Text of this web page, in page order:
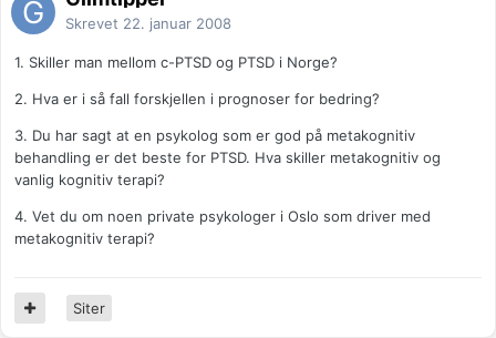
Skrevet 22. januar 2008
1. Skiller man mellom c-PTSD og PTSD i Norge?
2. Hva er i så fall forskjellen i prognoser for bedring?
3. Du har sagt at en psykolog som er god på metakognitiv
behandling er det beste for PTSD. Hva skiller metakognitiv og
vanlig kognitiv terapi?
4. Vet du om noen private psykologer i Oslo som driver med
metakognitiv terapi?
Siter